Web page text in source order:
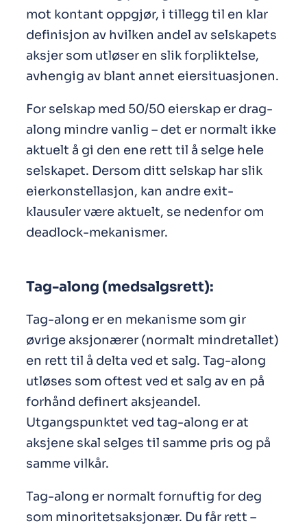
mot kontant oppgjør, i tillegg til en klar
definisjon av hvilken andel av selskapets
aksjer som utløser en slik forpliktelse,
avhengig av blant annet eiersituasjonen.
For selskap med 50/50 eierskap er drag-
along mindre vanlig – det er normalt ikke
aktuelt å gi den ene rett til å selge hele
selskapet. Dersom ditt selskap har slik
eierkonstellasjon, kan andre exit-
klausuler være aktuelt, se nedenfor om
deadlock-mekanismer.
Tag-along (medsalgsrett):
Tag-along er en mekanisme som gir
øvrige aksjonærer (normalt mindretallet)
en rett til å delta ved et salg. Tag-along
utløses som oftest ved et salg av en på
forhånd definert aksjeandel.
Utgangspunktet ved tag-along er at
aksjene skal selges til samme pris og på
samme vilkår.
Tag-along er normalt fornuftig for deg
som minoritetsaksjonær. Du får rett –